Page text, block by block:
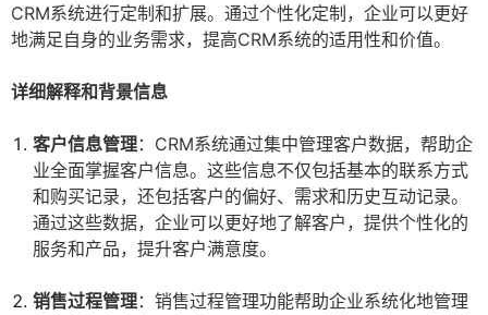
CRM系统进行定制和扩展。通过个性化定制，企业可以更好
地满足自身的业务需求，提高CRM系统的适用性和价值。
详细解释和背景信息
客户信息管理：CRM系统通过集中管理客户数据，帮助企
业全面掌握客户信息。这些信息不仅包括基本的联系方式
和购买记录，还包括客户的偏好、需求和历史互动记录。
通过这些数据，企业可以更好地了解客户，提供个性化的
服务和产品，提升客户满意度。
销售过程管理：销售过程管理功能帮助企业系统化地管理